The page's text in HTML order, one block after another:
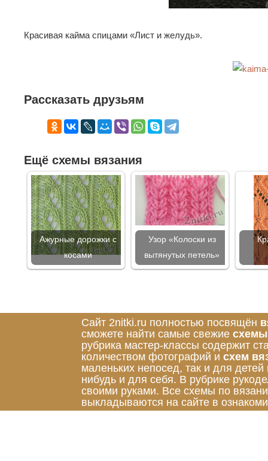
Красивая кайма спицами «Лист и желудь».
Рассказать друзьям
Ещё схемы вязания
Ажурные дорожки с
косами
Узор «Колоски из
вытянутых петель»
Сайт 2nitki.ru полностью посвящён
сможете найти самые свежие схемы
рубрика мастер-классы содержит
количеством фотографий и схем
маленьких непосед, так и для
нибудь и для себя. В рубрике
своими руками. Все схемы по
выкладываются на сайте в